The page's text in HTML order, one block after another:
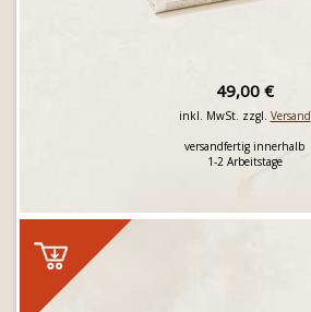
49,00 €
inkl. MwSt. zzgl. Versand
versandfertig innerhalb
1-2 Arbeitstage